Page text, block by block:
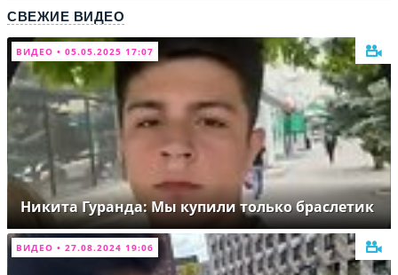
СВЕЖИЕ ВИДЕО
ВИДЕО • 05.05.2025 17:07
Никита Гуранда: Мы купили только браслетик
ВИДЕО • 27.08.2024 19:06